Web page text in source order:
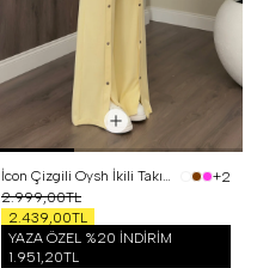
İcon Çizgili Oysh İkili Takım Sarı
+2
2.999,00TL
2.439,00TL
YAZA ÖZEL %20 İNDİRİM
1.951,20TL